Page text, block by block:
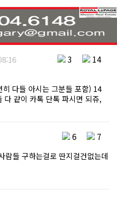
3 14
다들 아시는 그분들 포함) 14
다 같이 카톡 단톡 파시면 되쥬,
6 7
람들 구하는걸로 딴지걸건없는데